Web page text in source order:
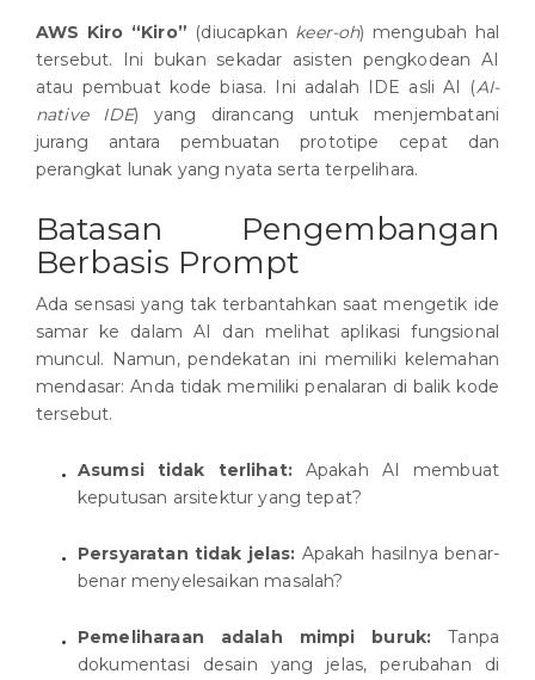
AWS Kiro “Kiro” (diucapkan keer-oh) mengubah hal
tersebut. Ini bukan sekadar asisten pengkodean AI
atau pembuat kode biasa. Ini adalah IDE asli AI (AI-
native IDE) yang dirancang untuk menjembatani
jurang antara pembuatan prototipe cepat dan
perangkat lunak yang nyata serta terpelihara.
Batasan Pengembangan
Berbasis Prompt
Ada sensasi yang tak terbantahkan saat mengetik ide
samar ke dalam AI dan melihat aplikasi fungsional
muncul. Namun, pendekatan ini memiliki kelemahan
mendasar: Anda tidak memiliki penalaran di balik kode
tersebut.
Asumsi tidak terlihat:Apakah AI membuat
keputusan arsitektur yang tepat?
Persyaratan tidak jelas: Apakah hasilnya benar-
benar menyelesaikan masalah?
Pemeliharaan adalah mimpi buruk: Tanpa
dokumentasi desain yang jelas, perubahan di